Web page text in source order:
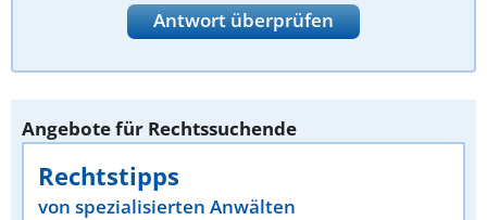
Antwort überprüfen
Angebote für Rechtssuchende
Rechtstipps
von spezialisierten Anwälten